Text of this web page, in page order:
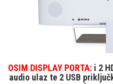
OSIM DISPLAY PORTA:i 2
audio ulaz te 2 USB